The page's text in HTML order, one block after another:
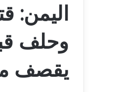
اليمن:
وحلف
يقصف